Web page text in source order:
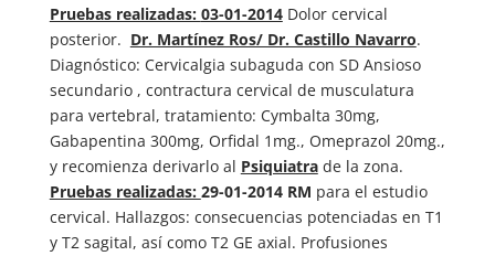
Pruebas realizadas: 03-01-2014Dolor cervical
posterior. Dr. Martínez Ros/ Dr. Castillo Navarro.
Diagnóstico: Cervicalgia subaguda con SD Ansioso
secundario , contractura cervical de musculatura
para vertebral, tratamiento: Cymbalta 30mg,
Gabapentina 300mg, Orfidal 1mg., Omeprazol 20mg.,
y recomienza derivarlo al Psiquiatrade la zona.
Pruebas realizadas: 29-01-2014 RM para el estudio
cervical. Hallazgos: consecuencias potenciadas en T1
y T2 sagital, así como T2 GE axial. Profusiones